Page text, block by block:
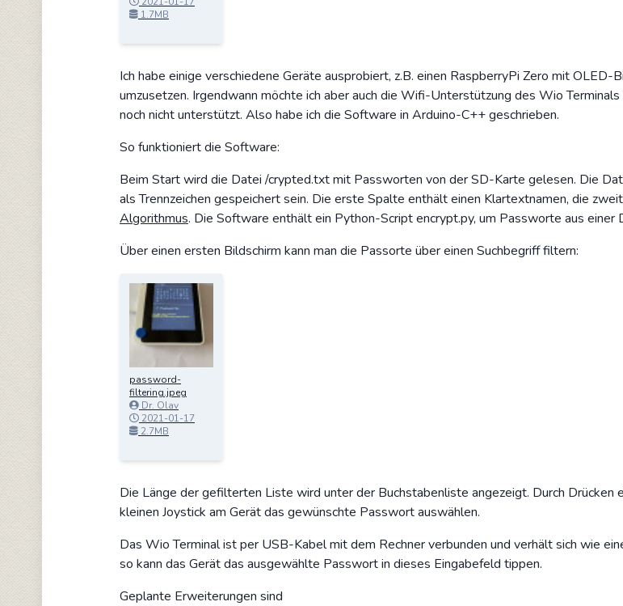
14:30:17
1.7MB
Ich habe einige verschiedene Geräte ausprobiert, z.B. einen RaspberryPi Zero mit
umzusetzen. Irgendwann möchte ich aber auch die Wifi-Unterstützung des Wio
noch nicht unterstützt. Also habe ich die Software in Arduino-C++ geschrieben.
So funktioniert die Software:
Beim Start wird die Datei /crypted.txt mit Passworten von der SD-Karte gelesen. Die
als Trennzeichen gespeichert sein. Die erste Spalte enthält einen Klartextnamen, die
Algorithmus. Die Software enthält ein Python-Script encrypt.py, um Passworte aus
Über einen ersten Bildschirm kann man die Passorte über einen Suchbegriff filtern:
password-
filtering.jpeg
Dr. Olav
Schettler
2021-01-17
14:44:28
2.7MB
Die Länge der gefilterten Liste wird unter der Buchstabenliste angezeigt. Durch Drücken
kleinen Joystick am Gerät das gewünschte Passwort auswählen.
Das Wio Terminal ist per USB-Kabel mit dem Rechner verbunden und verhält sich wie
so kann das Gerät das ausgewählte Passwort in dieses Eingabefeld tippen.
Geplante Erweiterungen sind